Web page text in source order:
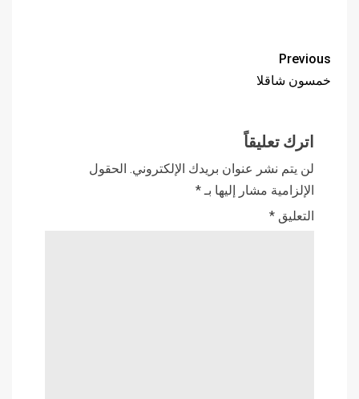
Previous
خمسون شاقلا
اترك تعليقاً
لن يتم نشر عنوان بريدك الإلكتروني. الحقول
الإلزامية مشار إليها بـ*
التعليق *